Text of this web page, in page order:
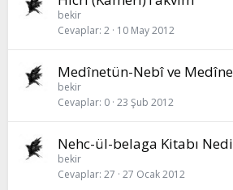
bekir
Cevaplar 2 10 May 2012
Medînetün-Nebî ve Medîne
bekir
Cevaplar 0 23 Şub 2012
Nehc-ül-belaga Kitabı
bekir
Cevaplar 27 27 Ocak 2012